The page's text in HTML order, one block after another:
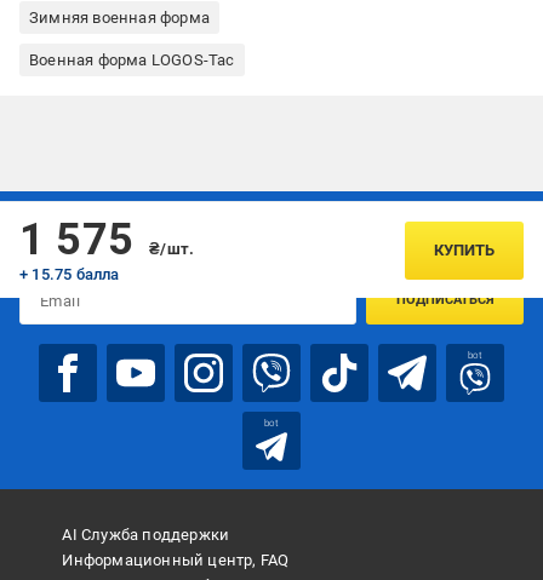
Зимняя военная форма
Военная форма LOGOS-Tac
1 575
₴/шт.
+ 15.75 балла
КУПИТЬ
Подписывайтесь, чтобы узнавать первым об акцияx и
ПОДПИСАТЬСЯ
bot
bot
AI Служба поддержки
Информационный центр, FAQ